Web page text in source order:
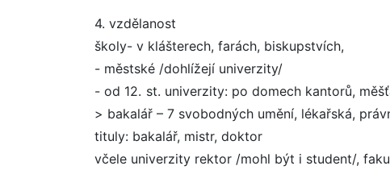
4. vzdělanost
školy- v klášterech, farách, biskupstvích,
- městské /dohlížejí univerzity/
- od 12. st. univerzity: po domech kantorů,
> bakalář – 7 svobodných umění, lékařská,
tituly: bakalář, mistr, doktor
včele univerzity rektor /mohl být i student/,